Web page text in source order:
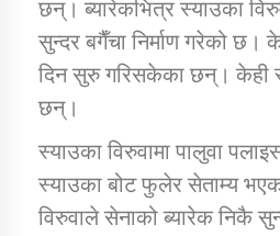
डिभिजन कार्यालय
कर्णाली प्रविधि
छन्। ब्यारेकभित्र स्याउका
सुन्दर बगैँचा निर्माण गरेको
दिन सुरु गरिसकेका छन्। केही
छन्।
स्याउका विरुवामा पालुवा
स्याउका बोट फुलेर सेताम्य
विरुवाले सेनाको ब्यारेक निकै